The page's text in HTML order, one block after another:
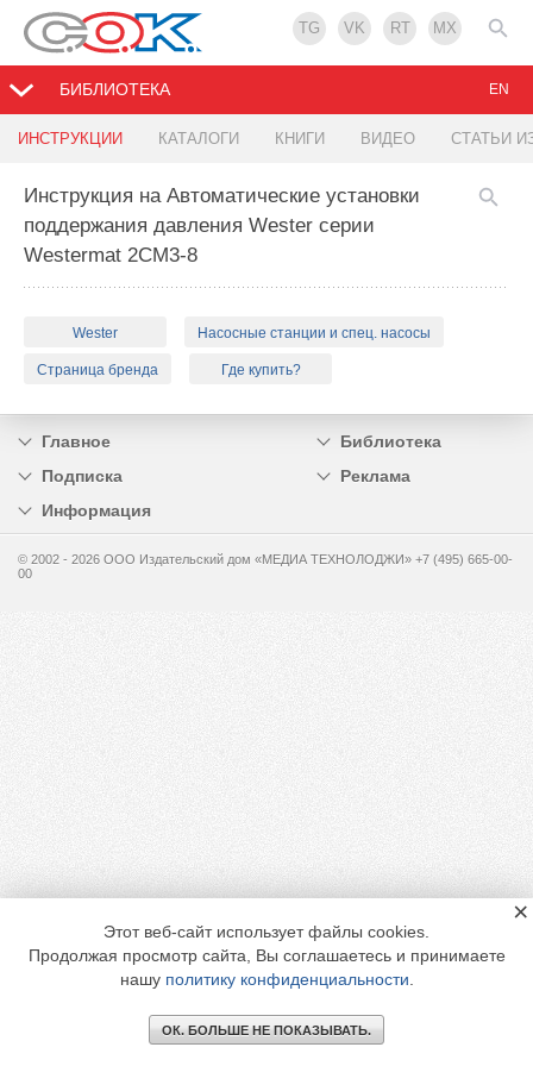
TG VK RT MX
БИБЛИОТЕКА
ИНСТРУКЦИИ КАТАЛОГИ КНИГИ ВИДЕО СТАТЬИ
EN
Инструкция на Автоматические установки
поддержания давления Wester серии
Westermat 2CM3-8
Wester Насосные станции и спец. насосы
Страница бренда Где купить?
Главное
Библиотека
Подписка
Реклама
Информация
© 2002 - 2026 OOO Издательский дом «МЕДИА ТЕХНОЛОДЖИ» +7 (495) 665-00-
00
Этот веб-сайт использует файлы cookies.
Продолжая просмотр сайта, Вы соглашаетесь и принимаете
нашу политику конфиденциальности
ОК. БОЛЬШЕ НЕ ПОКАЗЫВАТЬ.
×